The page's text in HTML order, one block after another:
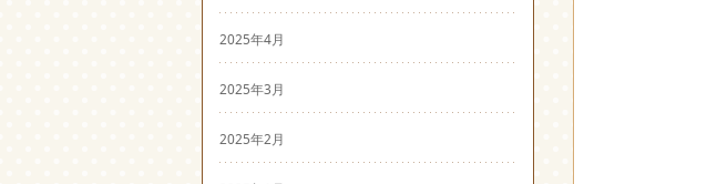
2025年4月
2025年3月
2025年2月